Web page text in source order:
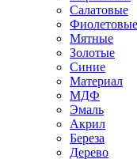
Салатовые
Фиолетовые
Мятные
Золотые
Синие
Материал
МДФ
Эмаль
Акрил
Береза
Дерево